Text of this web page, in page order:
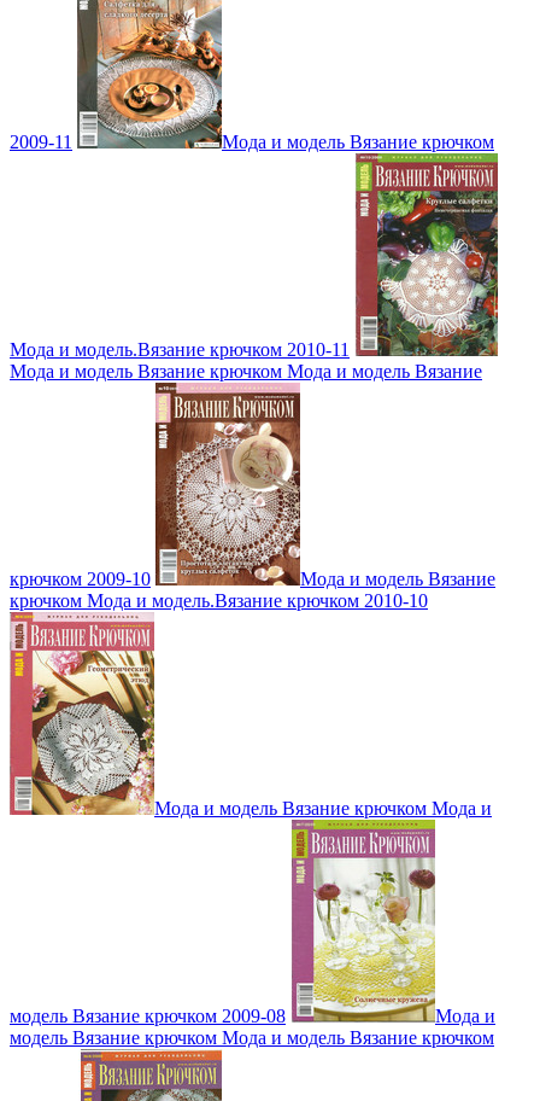
2009-11 Мода и модель Вязание крючком
Мода и модель.Вязание крючком 2010-11
Мода и модель Вязание крючком Мода и модель Вязание
крючком 2009-10
Мода и модель Вязание
крючком Мода и модель.Вязание крючком 2010-10
Мода и модель Вязание крючком Мода и
модель Вязание крючком 2009-08
Мода и
модель Вязание крючком Мода и модель Вязание крючком